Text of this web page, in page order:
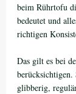
beim Rührtofu
bedeutet und
richtigen
Das gilt es bei
glibberig,